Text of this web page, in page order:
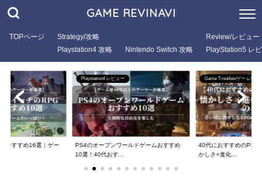
GAME REVINAVI
TOPページ
Strategy/攻略
Playstation4 攻略
Nintendo Switch 攻略
Review/レビュー
PlayStation5 レ
ールドゲームおすすめ
Game Troubles/ゲーム悩み
40代におすすめのPS5 RPG厳選9選！懐
かしさ×進化...
Playstation4 レビュー
PS4のRPGゲームお
選！大人がハマ...